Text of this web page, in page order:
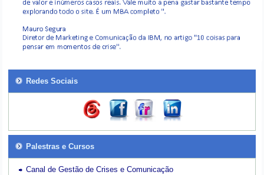
Redes Sociais
Palestras e Cursos
Canal de Gestão de Crises e Comunicação